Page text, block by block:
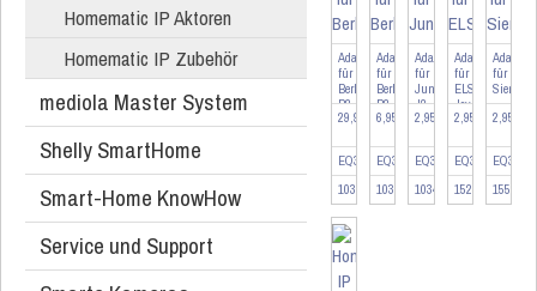
Homematic IP Aktoren
Homematic IP Zubehör
mediola Master System
Shelly SmartHome
Smart-Home KnowHow
Service und Support
Adapter
für
Berker
B2-
20er
29,95 EUR
EQ3-ADA-B2
103263-20
Adapter
für
Berker
B2-
3er
6,95 EUR
EQ3-ADA-B2
103263-3
Adapter
für
Jung
J2
2,95 EUR
EQ3-ADA-J2
103478
Adapter
für
ELSO
Joy
2,95 EUR
EQ3-ADA-EJ
152993
Adapter
für
Siemens
2,95
EQ3-
155263